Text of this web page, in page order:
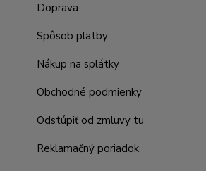
Doprava
Spôsob platby
Nákup na splátky
Obchodné podmienky
Odstúpiť od zmluvy tu
Reklamačný poriadok